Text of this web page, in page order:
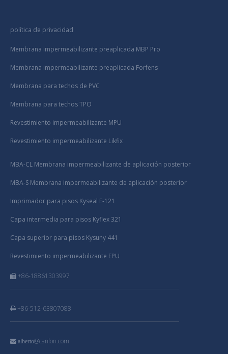
política de privacidad
Membrana impermeabilizante preaplicada MBP Pro
Membrana impermeabilizante preaplicada Forfens
Membrana para techos de PVC
Membrana para techos TPO
Revestimiento impermeabilizante MPU
Revestimiento impermeabilizante Likfix
MBA-CL Membrana impermeabilizante de aplicación posterior
MBA-S Membrana impermeabilizante de aplicación posterior
Imprimador para pisos Kyseal E-121
Capa intermedia para pisos Kyflex 321
Capa superior para pisos Kysuny 441
Revestimiento impermeabilizante EPU
 +86-18861303997
+86-512-63807088
 alberto@canlon.com